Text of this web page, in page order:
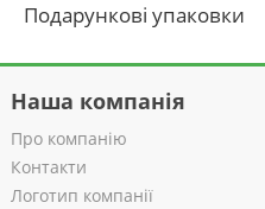
Подарункові упаковки
Наша компанія
Про компанію
Контакти
Логотип компанії